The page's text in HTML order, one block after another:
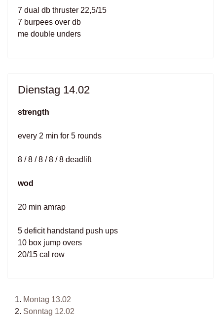
7 dual db thruster 22,5/15
7 burpees over db
me double unders
Dienstag 14.02
strength
every 2 min for 5 rounds
8 / 8 / 8 / 8 / 8 deadlift
wod
20 min amrap
5 deficit handstand push ups
10 box jump overs
20/15 cal row
Montag 13.02
Sonntag 12.02